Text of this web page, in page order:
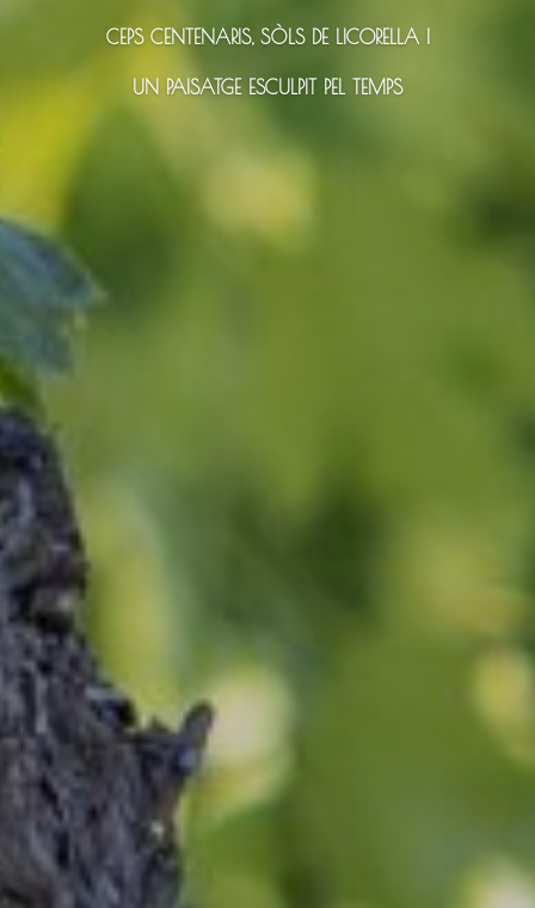
CEPS CENTENARIS, SÒLS DE LICORELLA I
UN PAISATGE ESCULPIT PEL TEMPS